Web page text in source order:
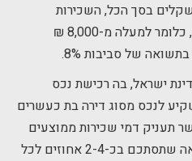
בסך הכל, השכירות
הממוצעת היא $2,275 בחודש, כלומר למעלה מ-8,000 ₪
של סביבות 8%.
ישראל, בה רכישת נכס
לנכס מסוג דירה בת כעשרים
תעניק דמי שכירות ממוצעים
של כ-3000 ₪ בחודש ולתשואה שתסתכם בכ-2-4 אחוזים לכל